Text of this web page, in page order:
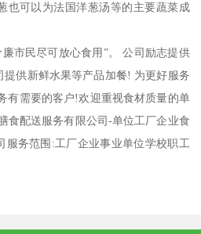
也可以为法国洋葱汤等的主要蔬菜成
市民尽可放心食用”。 公司励志提供
供新鲜水果等产品加餐! 为更好服务
有需要的客户!欢迎重视食材质量的单
食配送服务有限公司-单位工厂企业食
服务范围:工厂企业事业单位学校职工